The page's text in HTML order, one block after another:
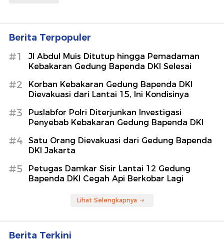
Berita Terpopuler
#1
Jl Abdul Muis Ditutup hingga Pemadaman
Kebakaran Gedung Bapenda DKI Selesai
#2
Korban Kebakaran Gedung Bapenda DKI
Dievakuasi dari Lantai 15, Ini Kondisinya
#3
Puslabfor Polri Diterjunkan Investigasi
Penyebab Kebakaran Gedung Bapenda DKI
#4
Satu Orang Dievakuasi dari Gedung Bapenda
DKI Jakarta
#5
Petugas Damkar Sisir Lantai 12 Gedung
Bapenda DKI Cegah Api Berkobar Lagi
Lihat Selengkapnya
Berita Terkini